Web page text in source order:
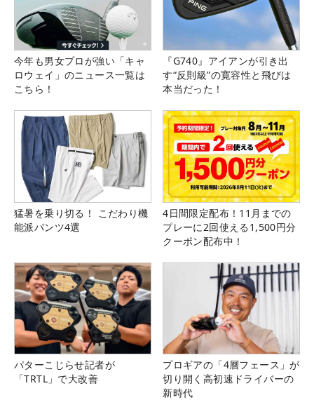
今年も男女プロが強い「キャ
ロウェイ」のニュース一覧は
こちら！
『G740』アイアンが引き出
す“反則級”の寛容性と飛びは
本当だった！
猛暑を乗り切る！ こだわり機
能派パンツ4選
4日間限定配布！11月までの
プレーに2回使える1,500円分
クーポン配布中！
パターこじらせ記者が
「TRTL」で大改善
プロギアの「4層フェース」が
切り開く高初速ドライバーの
新時代